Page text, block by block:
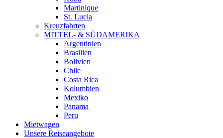
Martinique
St. Lucia
Kreuzfahrten
MITTEL- & SÜDAMERIKA
Argentinien
Brasilien
Bolivien
Chile
Costa Rica
Kolumbien
Mexiko
Panama
Peru
Mietwagen
Unsere Reiseangebote